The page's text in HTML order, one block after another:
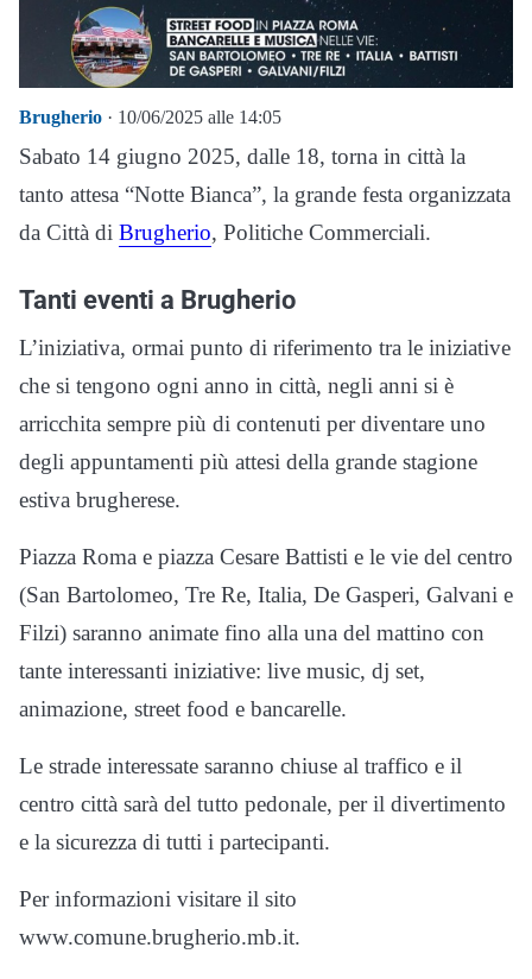
Brugherio · 10/06/2025 alle 14:05
Sabato 14 giugno 2025, dalle 18, torna in città la
tanto attesa “Notte Bianca”, la grande festa organizzata
da Città di Brugherio, Politiche Commerciali.
Tanti eventi a Brugherio
L’iniziativa, ormai punto di riferimento tra le iniziative
che si tengono ogni anno in città, negli anni si è
arricchita sempre più di contenuti per diventare uno
degli appuntamenti più attesi della grande stagione
estiva brugherese.
Piazza Roma e piazza Cesare Battisti e le vie del centro
(San Bartolomeo, Tre Re, Italia, De Gasperi, Galvani e
Filzi) saranno animate fino alla una del mattino con
tante interessanti iniziative: live music, dj set,
animazione, street food e bancarelle.
Le strade interessate saranno chiuse al traffico e il
centro città sarà del tutto pedonale, per il divertimento
e la sicurezza di tutti i partecipanti.
Per informazioni visitare il sito
www.comune.brugherio.mb.it.